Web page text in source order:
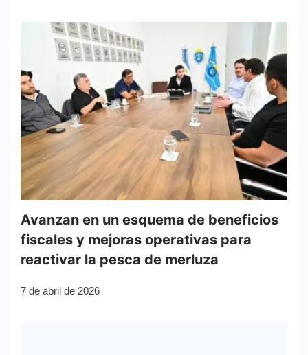
Avanzan en un esquema de beneficios
fiscales y mejoras operativas para
reactivar la pesca de merluza
7 de abril de 2026